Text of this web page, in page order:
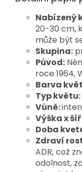
Nabízený
20-30 cm,
může být
Skupina:
Původ:
roce 1964,
Barva
Typ květu:
Vůně:
Výška x
Doba
Zdraví
ADR, což
odolnost,